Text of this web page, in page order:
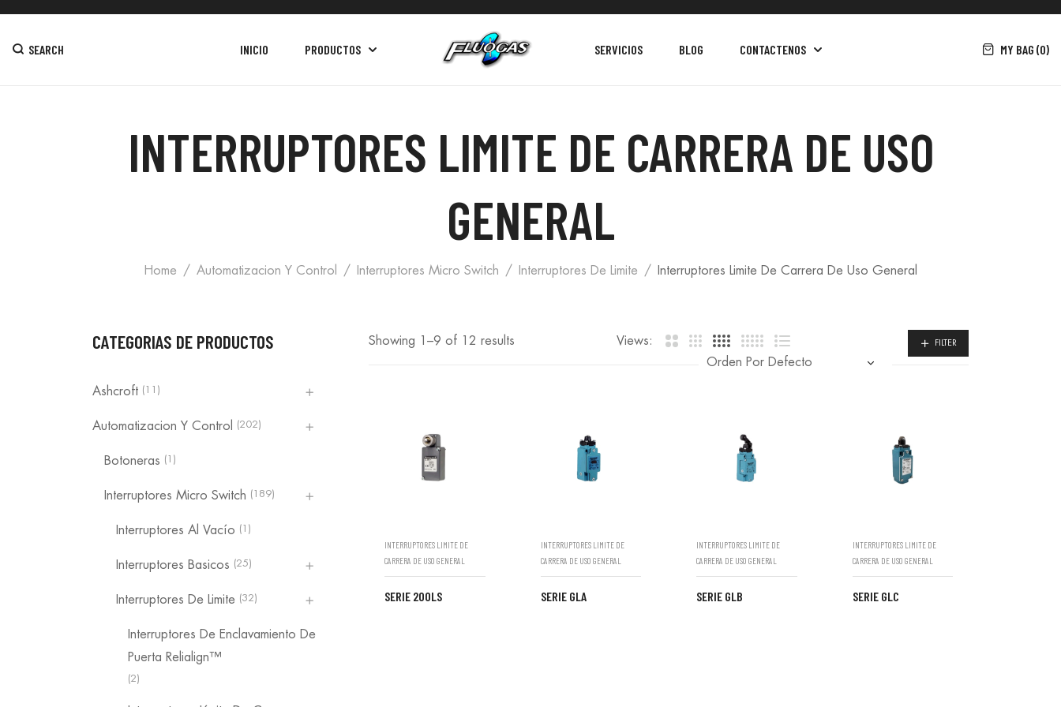
SEARCH INICIO PRODUCTOS SERVICIOS BLOG CONTACTENOS MY BAG (0)
INTERRUPTORES LIMITE DE CARRERA DE USO
GENERAL
Home Automatizacion Y Control Interruptores Micro Switch Interruptores De Limite Interruptores Limite De Carrera De Uso General
Showing 1–9 of 12 results Views: FILTER
INTERRUPTORES LIMITE DE
CARRERA DE USO GENERAL
SERIE 200LS
INTERRUPTORES LIMITE DE
CARRERA DE USO GENERAL
SERIE GLA
INTERRUPTORES LIMITE DE
CARRERA DE USO GENERAL
SERIE GLB
INTERRUPTORES LIMITE DE
CARRERA DE USO GENERAL
SERIE GLC
CATEGORIAS DE PRODUCTOS
Ashcroft (11)
Automatizacion Y Control (202)
Botoneras (1)
Interruptores Micro Switch (189)
Interruptores Al Vacío (1)
Interruptores Basicos (25)
Interruptores De Limite (32)
Interruptores De Enclavamiento De
Puerta Relialign™
(2)